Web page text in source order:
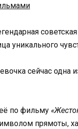
уникального
по фильму
прямоты,